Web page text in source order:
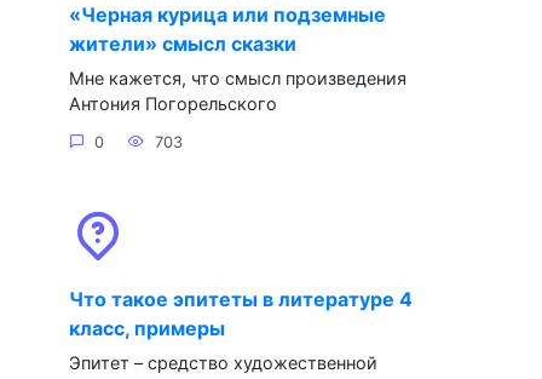
«Черная курица или подземные
жители» смысл сказки
Мне кажется, что смысл произведения
Антония Погорельского
0 703
Что такое эпитеты в литературе 4
класс, примеры
Эпитет – средство художественной